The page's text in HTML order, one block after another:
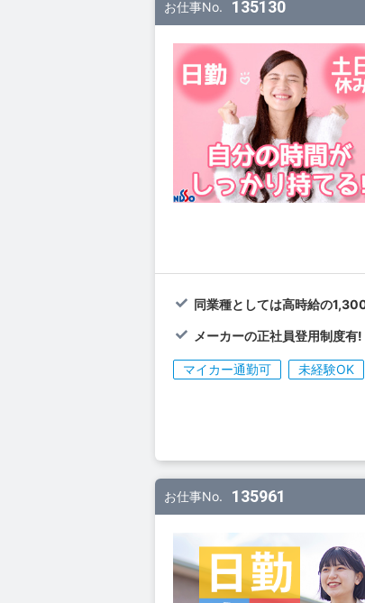
お仕事No. 135130
同業種としては高時給の
メーカーの正社員登用制度有!
マイカー通勤可 未経験OK
お仕事No. 135961